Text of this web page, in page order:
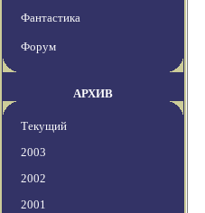
Фантастика
Форум
АРХИВ
Текущий
2003
2002
2001